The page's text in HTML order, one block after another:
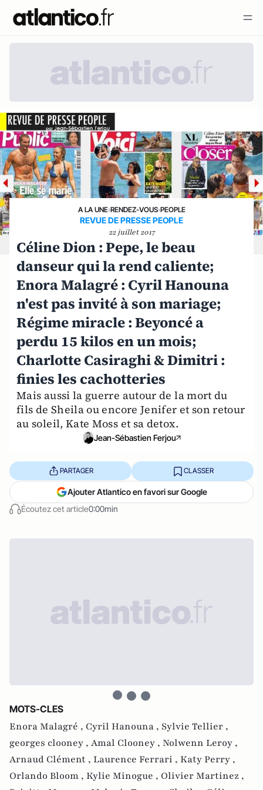
A LA UNE›RENDEZ-VOUS›PEOPLE
REVUE DE PRESSE PEOPLE
22 juillet 2017
Céline Dion : Pepe, le beau
danseur qui la rend caliente;
Enora Malagré : Cyril Hanouna
n'est pas invité à son mariage;
Régime miracle : Beyoncé a
perdu 15 kilos en un mois;
Charlotte Casiraghi & Dimitri :
finies les cachotteries
Mais aussi la guerre autour de la mort du
fils de Sheila ou encore Jenifer et son retour
au soleil, Kate Moss et sa detox.
Jean-Sébastien Ferjou
Écoutez cet article0:00min
PARTAGER CLASSER
Ajouter Atlantico en favori sur Google
MOTS-CLES
Enora Malagré , Cyril Hanouna , Sylvie Tellier ,
georges clooney , Amal Clooney , Nolwenn Leroy ,
Arnaud Clément , Laurence Ferrari , Katy Perry ,
Orlando Bloom , Kylie Minogue , Olivier Martinez ,